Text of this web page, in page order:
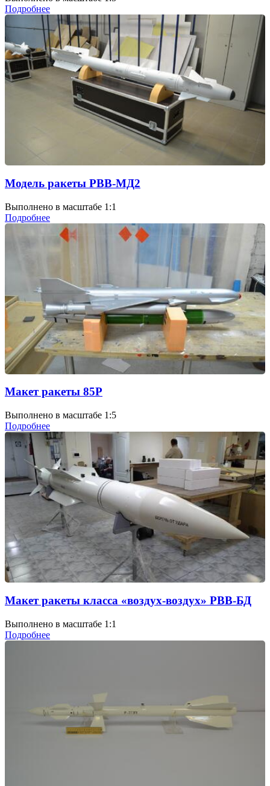
Подробнее
Модель ракеты РВВ-МД2
Выполнено в масштабе 1:1
Подробнее
Макет ракеты 85Р
Выполнено в масштабе 1:5
Подробнее
Макет ракеты класса «воздух-воздух» РВВ-БД
Выполнено в масштабе 1:1
Подробнее